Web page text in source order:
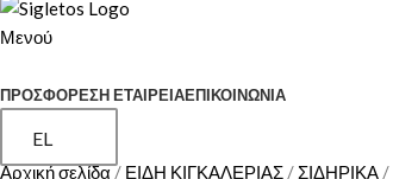
Μενού
ΠΡΟΣΦΟΡΕΣΗ ΕΤΑΙΡΕΊΑΕΠΙΚΟΙΝΩΝΊΑ
EL
Αρχική σελίδα ΕΙΔΗ ΚΙΓΚΑΛΕΡΙΑΣ ΣΙΔΗΡΙΚΑ